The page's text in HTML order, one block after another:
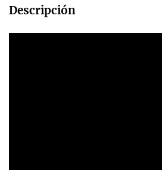
Descripción